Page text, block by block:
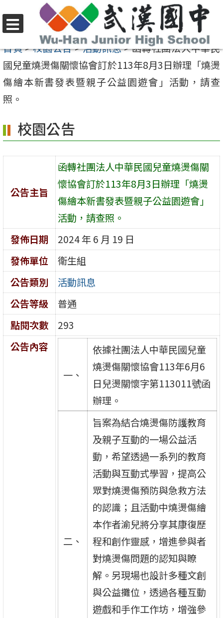
至
要
內
容
選
單
首頁>校園公告>活動訊息>函轉社團法人中華民
國兒童燒燙傷關懷協會訂於113年8月3日辦理「燒燙
傷繪本新書發表暨親子公益園遊會」活動，請查
照。
校園公告
公告主旨
函轉社團法人中華民國兒童燒燙傷關
懷協會訂於113年8月3日辦理「燒燙
傷繪本新書發表暨親子公益園遊會」
活動，請查照。
發佈日期
2024 年 6 月 19 日
發佈單位
衛生組
公告類別
活動訊息
公告等級
普通
點閱次數
293
公告內容
一、
依據社團法人中華民國兒童
燒燙傷關懷協會113年6月6
日兒燙關懷字第113011號函
辦理。
二、
旨案為結合燒燙傷防護教育
及親子互動的一場公益活
動，希望透過一系列的教育
活動與互動式學習，提高公
眾對燒燙傷預防與急救方法
的認識；且活動中燒燙傷繪
本作者渝兒將分享其康復歷
程和創作靈感，增進參與者
對燒燙傷問題的認知與瞭
解。另現場也設計多種文創
與公益攤位，透過各種互動
遊戲和手作工作坊，增強參